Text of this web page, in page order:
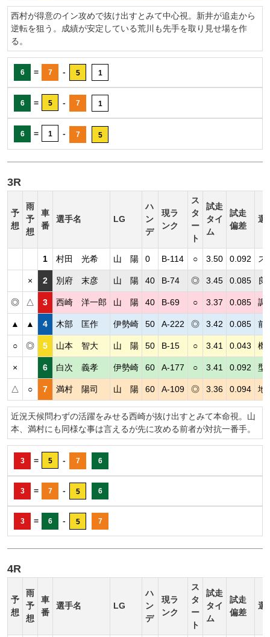
西村が得意のイン攻めで抜け出すとみて中心視。新井が追走から
逆転を狙う。成績が安定している荒川も先手を取り見せ場を作
る。
6 = 7 - 5 1
6 = 5 - 7 1
6 = 1 - 7 5
3R
予
想
雨
予
想
車
番
選手名 LG
ハ
ン
デ
現ラ
ンク
ス
タ
ー
ト
試走
タイ
ム
試走
偏差
選
1 村田 光希 山 陽 0 B-114 ○ 3.50 0.092 ス
× 2 別府 末彦 山 陽 40 B-74 ◎ 3.45 0.085 良
◎ △ 3 西崎 洋一郎 山 陽 40 B-69 ○ 3.37 0.085 調
▲ ▲ 4 木部 匡作 伊勢崎 50 A-222 ◎ 3.42 0.085 前
○ ◎ 5 山本 智大 山 陽 50 B-15 ○ 3.41 0.043 機
× 6 白次 義孝 伊勢崎 60 A-177 ○ 3.41 0.092 型
△ ○ 7 満村 陽司 山 陽 60 A-109 ◎ 3.36 0.094 地
近況天候問わずの活躍をみせる西崎が抜け出すとみて本命視。山
本、満村にも同様な事は言えるが先に攻める前者が対抗一番手。
3 = 5 - 7 6
3 = 7 - 5 6
3 = 6 - 5 7
4R
予
想
雨
予
想
車
番
選手名 LG
ハ
ン
デ
現ラ
ンク
ス
タ
ー
ト
試走
タイ
ム
試走
偏差
選